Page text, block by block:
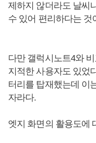
제하지 않더라도 날씨
수 있어 편리하다는 것
다만 갤럭시노트4와
지적한 사용자도 있었
터리를 탑재했는데 이
자라다.
엣지 화면의 활용도에